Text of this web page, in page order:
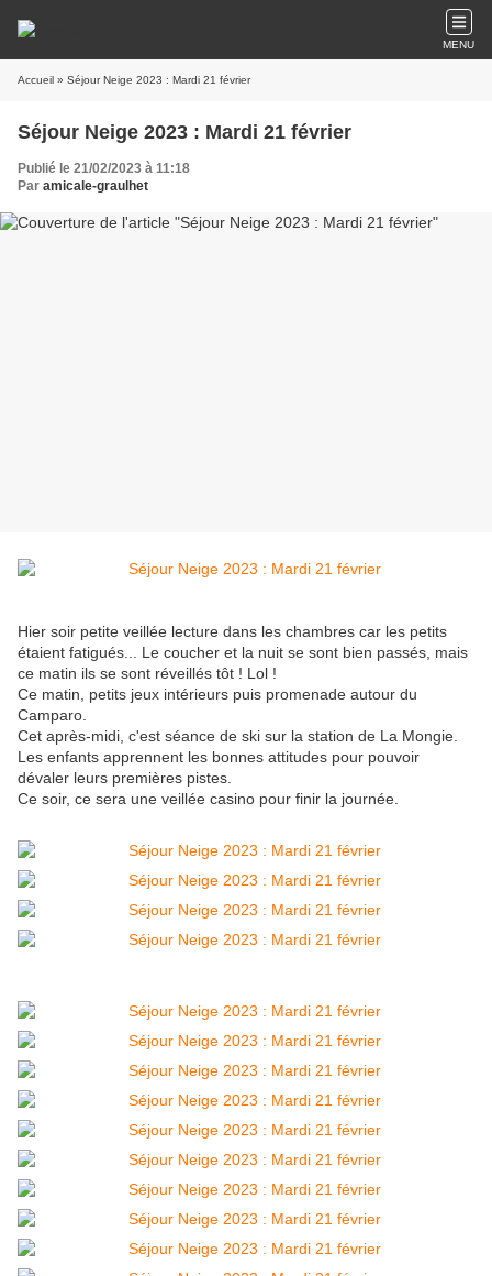
MENU
Accueil » Séjour Neige 2023 : Mardi 21 février
Séjour Neige 2023 : Mardi 21 février
Publié le 21/02/2023 à 11:18
Par amicale-graulhet
Hier soir petite veillée lecture dans les chambres car les petits
étaient fatigués... Le coucher et la nuit se sont bien passés, mais
ce matin ils se sont réveillés tôt ! Lol !
Ce matin, petits jeux intérieurs puis promenade autour du
Camparo.
Cet après-midi, c'est séance de ski sur la station de La Mongie.
Les enfants apprennent les bonnes attitudes pour pouvoir
dévaler leurs premières pistes.
Ce soir, ce sera une veillée casino pour finir la journée.